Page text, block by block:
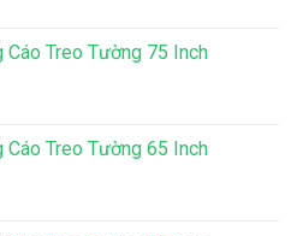
Cáo Treo Tường 75 Inch
Cáo Treo Tường 65 Inch